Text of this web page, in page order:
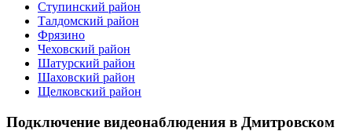
Ступинский район
Талдомский район
Фрязино
Чеховский район
Шатурский район
Шаховский район
Щелковский район
Подключение видеонаблюдения в Дмитровском